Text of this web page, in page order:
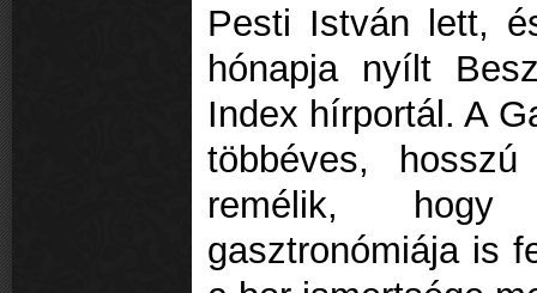
Pesti István lett,
hónapja nyílt
Index hírportál. A
többéves,
remélik,
gasztronómiája is